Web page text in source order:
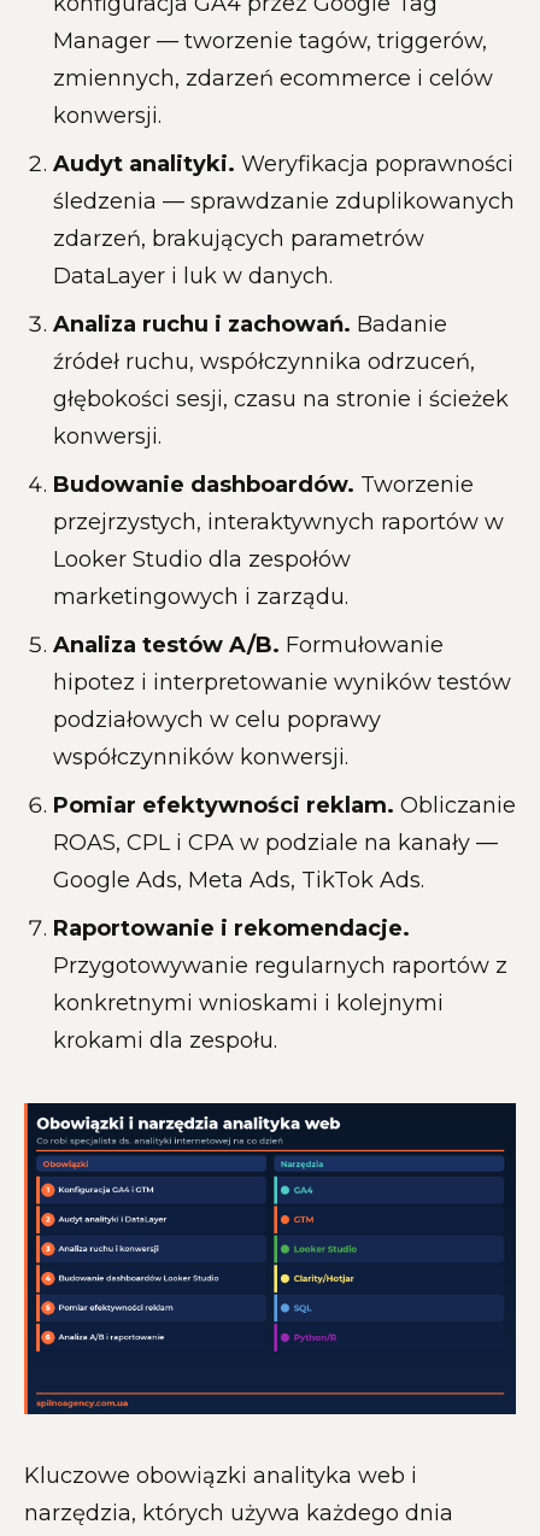
Manager — tworzenie tagów, triggerów,
zmiennych, zdarzeń ecommerce i celów
konwersji.
Audyt analityki. Weryfikacja poprawności
śledzenia — sprawdzanie zduplikowanych
zdarzeń, brakujących parametrów
DataLayer i luk w danych.
Analiza ruchu i zachowań. Badanie
źródeł ruchu, współczynnika odrzuceń,
głębokości sesji, czasu na stronie i ścieżek
konwersji.
Budowanie dashboardów. Tworzenie
przejrzystych, interaktywnych raportów w
Looker Studio dla zespołów
marketingowych i zarządu.
Analiza testów A/B. Formułowanie
hipotez i interpretowanie wyników testów
podziałowych w celu poprawy
współczynników konwersji.
Pomiar efektywności reklam. Obliczanie
ROAS, CPL i CPA w podziale na kanały —
Google Ads, Meta Ads, TikTok Ads.
Raportowanie i rekomendacje.
Przygotowywanie regularnych raportów z
konkretnymi wnioskami i kolejnymi
krokami dla zespołu.
Kluczowe obowiązki analityka web i
narzędzia, których używa każdego dnia